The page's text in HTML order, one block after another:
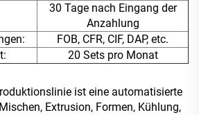
30 Tage nach Eingang der
Anzahlung
FOB, CFR, CIF, DAP, etc.
20 Sets pro Monat
ist eine automatisierte
Extrusion, Formen, Kühlung,